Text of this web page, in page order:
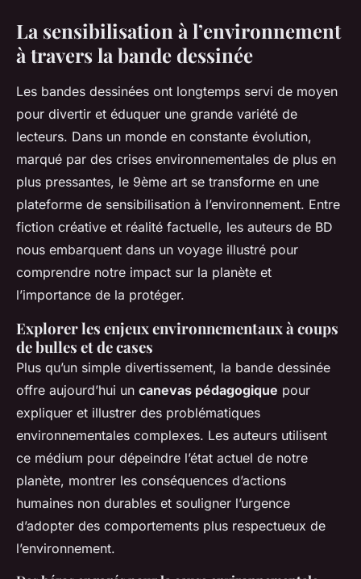
La sensibilisation à l’environnement
à travers la bande dessinée
Les bandes dessinées ont longtemps servi de moyen
pour divertir et éduquer une grande variété de
lecteurs. Dans un monde en constante évolution,
marqué par des crises environnementales de plus en
plus pressantes, le 9ème art se transforme en une
plateforme de sensibilisation à l’environnement. Entre
fiction créative et réalité factuelle, les auteurs de BD
nous embarquent dans un voyage illustré pour
comprendre notre impact sur la planète et
l’importance de la protéger.
Explorer les enjeux environnementaux à coups
de bulles et de cases
Plus qu’un simple divertissement, la bande dessinée
offre aujourd’hui un canevas pédagogique pour
expliquer et illustrer des problématiques
environnementales complexes. Les auteurs utilisent
ce médium pour dépeindre l’état actuel de notre
planète, montrer les conséquences d’actions
humaines non durables et souligner l’urgence
d’adopter des comportements plus respectueux de
l’environnement.